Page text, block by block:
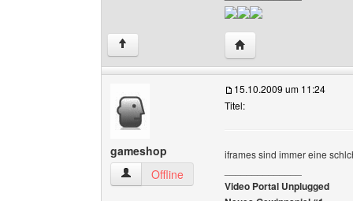
↑ Website dieses
gameshop
gameshop Benutzer-Profile anzeigen
Offline
15.10.2009 um 11:24
Titel:
iframes sind immer eine
Video Portal Unplugged